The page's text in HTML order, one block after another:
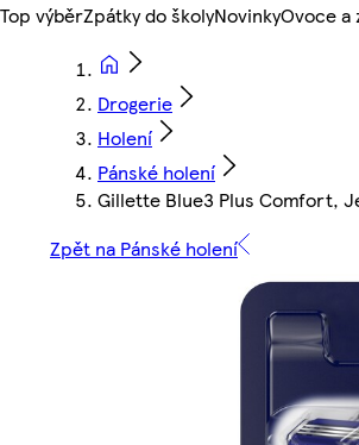
Top výběrZpátky do školyNovinkyOvoce a
Drogerie
Holení
Pánské holení
Gillette Blue3 Plus Comfort,
Zpět na Pánské holení